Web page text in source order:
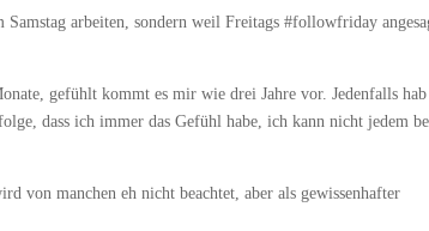
arbeiten, sondern weil Freitags #followfriday
gefühlt kommt es mir wie drei Jahre vor. Jedenfalls
dass ich immer das Gefühl habe, ich kann nicht jedem
von manchen eh nicht beachtet, aber als gewissenhafter